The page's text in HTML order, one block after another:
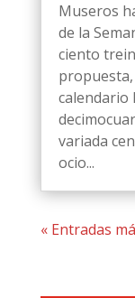
Museros
de la
ciento
calendario
variada
ocio...
« Entradas